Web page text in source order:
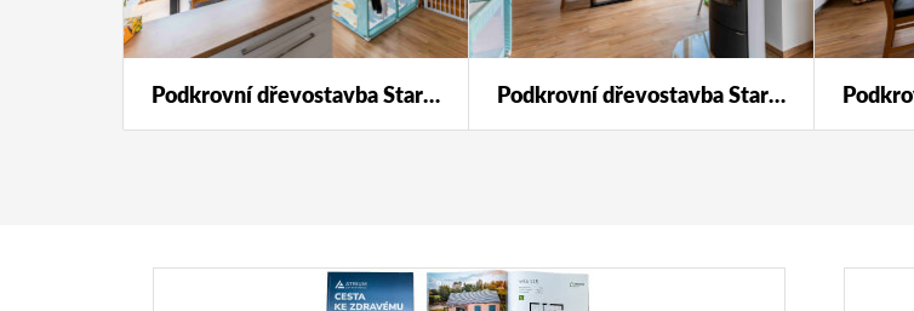
Podkrovní dřevostavba Star 123 s individuálními úpravami. Podkrovní dřevostavba Star 123 s individuálními úpravami.